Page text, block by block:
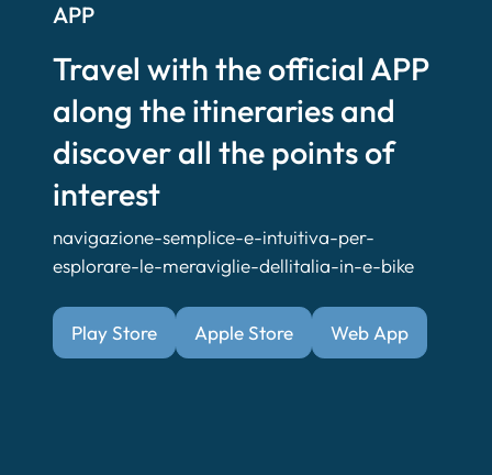
APP
Travel with the official APP
along the itineraries and
discover all the points of
interest
navigazione-semplice-e-intuitiva-per-
esplorare-le-meraviglie-dellitalia-in-e-bike
Play Store Apple Store Web App